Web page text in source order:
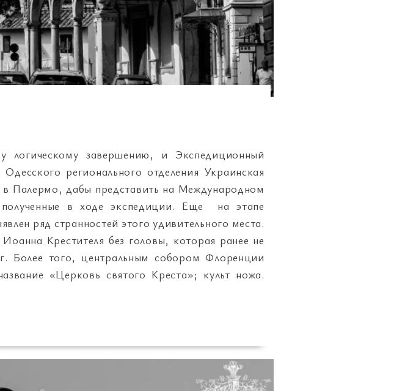
логическому завершению, и Экспедиционный
регионального отделения Украинская
Палермо, дабы представить на Международном
в ходе экспедиции. Еще на этапе
ряд странностей этого удивительного места.
Крестителя без головы, которая ранее не
Более того, центральным собором Флоренции
«Церковь святого Креста»; культ ножа.